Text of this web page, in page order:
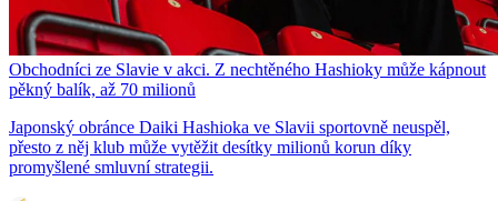
Obchodníci ze Slavie v akci. Z nechtěného Hashioky může kápnout
pěkný balík, až 70 milionů
Japonský obránce Daiki Hashioka ve Slavii sportovně neuspěl,
přesto z něj klub může vytěžit desítky milionů korun díky
promyšlené smluvní strategii.